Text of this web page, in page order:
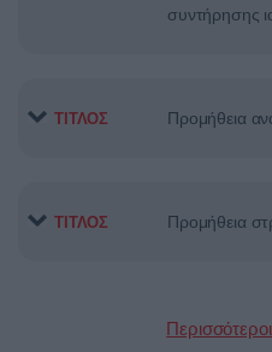
συντήρησης
ΤΙΤΛΟΣ Προμήθεια
ΤΙΤΛΟΣ Προμήθεια